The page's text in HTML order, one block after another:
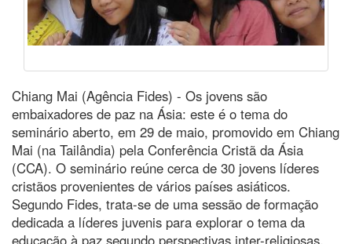
Chiang Mai (Agência Fides) - Os jovens são
embaixadores de paz na Ásia: este é o tema do
seminário aberto, em 29 de maio, promovido em Chiang
Mai (na Tailândia) pela Conferência Cristã da Ásia
(CCA). O seminário reúne cerca de 30 jovens líderes
cristãos provenientes de vários países asiáticos.
Segundo Fides, trata-se de uma sessão de formação
dedicada a líderes juvenis para explorar o tema da
educação à paz segundo perspectivas inter-religiosas,